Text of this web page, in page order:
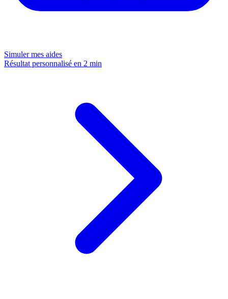
Simuler mes aides
Résultat personnalisé en 2 min